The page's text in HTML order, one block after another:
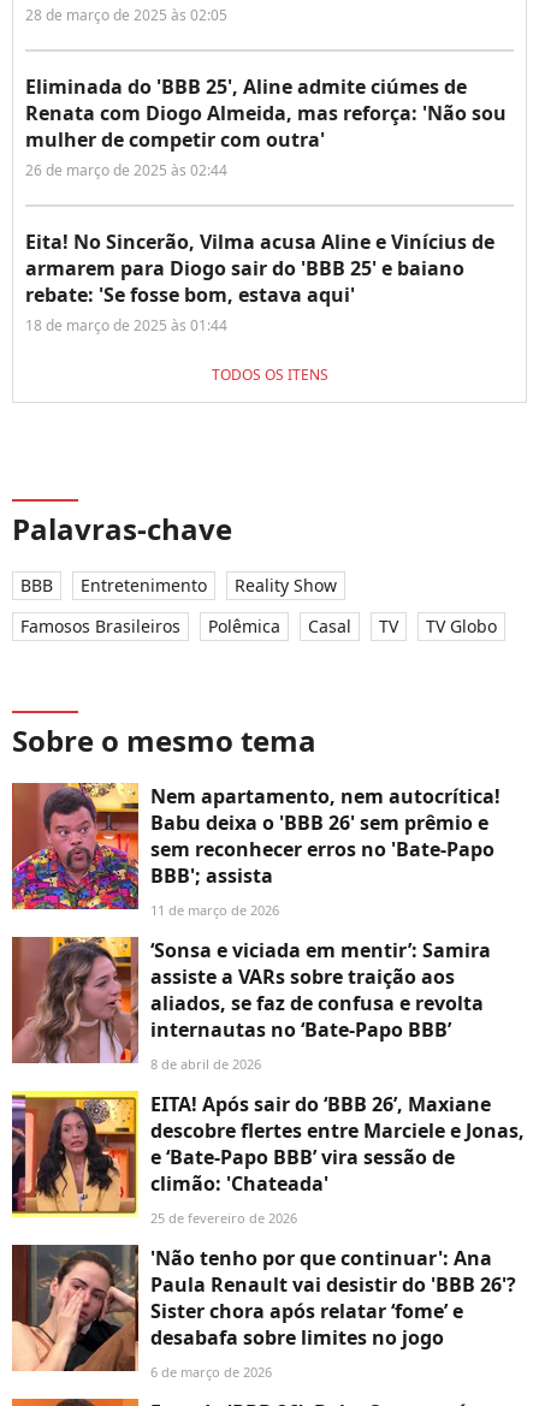
28 de março de 2025 às 02:05
Eliminada do 'BBB 25', Aline admite ciúmes de
Renata com Diogo Almeida, mas reforça: 'Não sou
mulher de competir com outra'
26 de março de 2025 às 02:44
Eita! No Sincerão, Vilma acusa Aline e Vinícius de
armarem para Diogo sair do 'BBB 25' e baiano
rebate: 'Se fosse bom, estava aqui'
18 de março de 2025 às 01:44
TODOS OS ITENS
Palavras-chave
BBB Entretenimento
Reality Show
Famosos Brasileiros
Polêmica Casal TV TV Globo
Sobre o mesmo tema
Nem apartamento, nem autocrítica!
Babu deixa o 'BBB 26' sem prêmio e
sem reconhecer erros no 'Bate-Papo
BBB'; assista
11 de março de 2026
‘Sonsa e viciada em mentir’: Samira
assiste a VARs sobre traição aos
aliados, se faz de confusa e revolta
internautas no ‘Bate-Papo BBB’
8 de abril de 2026
EITA! Após sair do ‘BBB 26’, Maxiane
descobre flertes entre Marciele e Jonas,
e ‘Bate-Papo BBB’ vira sessão de
climão: 'Chateada'
25 de fevereiro de 2026
'Não tenho por que continuar': Ana
Paula Renault vai desistir do 'BBB 26'?
Sister chora após relatar ‘fome’ e
desabafa sobre limites no jogo
6 de março de 2026